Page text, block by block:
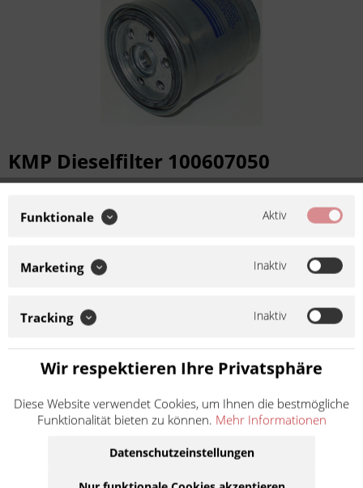
KMP Dieselfilter 100607050
Artikel-Nr.:587050
eines Drittherstellers, das nicht im Auftrag oder mit
Weiter lesen >
13,90 € *
Inhalt:1
Lieferzeit ca. 1 Werktag
Funktionale Aktiv
Marketing Inaktiv
Tracking Inaktiv
Wir respektieren Ihre Privatsphäre
Diese Website verwendet Cookies, um Ihnen die bestmögliche
Funktionalität bieten zu können. Mehr Informationen
Datenschutzeinstellungen